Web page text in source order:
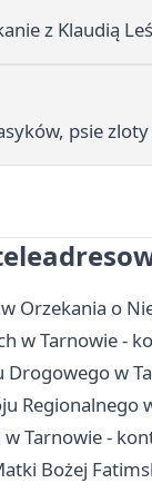
z Klaudią
psie
Orzekania o
w Tarnowie
Drogowego w
Tarnowie -
Bożej